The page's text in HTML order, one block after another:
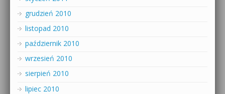
grudzień 2010
listopad 2010
październik 2010
wrzesień 2010
sierpień 2010
lipiec 2010